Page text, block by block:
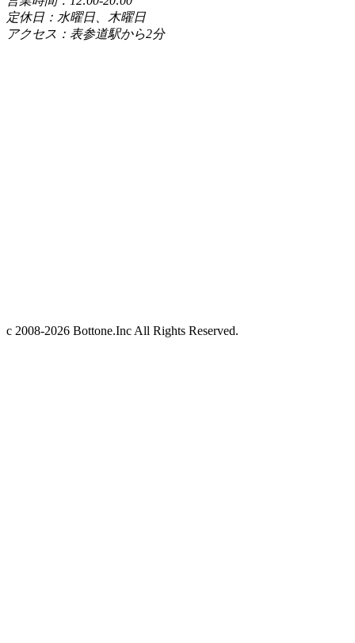
定休日：水曜日、木曜日
アクセス：表参道駅から2分
c 2008-2026 Bottone.Inc All Rights Reserved.